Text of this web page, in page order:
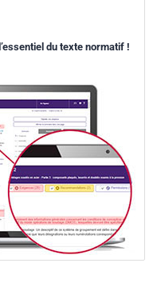
du texte normatif !